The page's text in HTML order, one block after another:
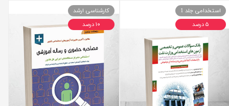
استخدامی جلد 1
۵ درصد
کارشناسی ارشد
۱۰ درصد